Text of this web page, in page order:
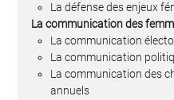
La défense des enjeux
La communication des
La communication
La communication
La communication des
annuels